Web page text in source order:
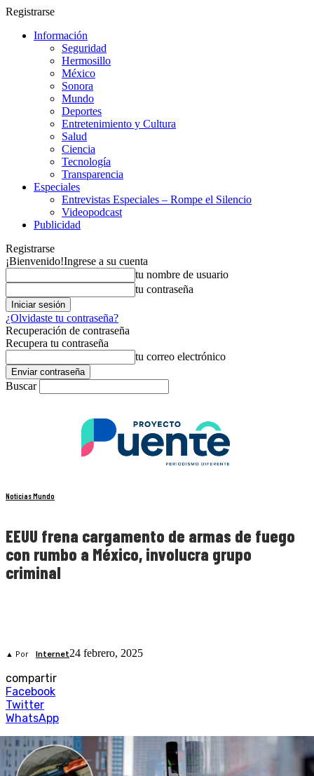
Registrarse
Información
Seguridad
Hermosillo
México
Sonora
Mundo
Deportes
Entretenimiento y Cultura
Salud
Ciencia
Tecnología
Transparencia
Especiales
Entrevistas Especiales – Rompe el Silencio
Videopodcast
Publicidad
Registrarse
¡Bienvenido!Ingrese a su cuenta
tu nombre de usuario
tu contraseña
¿Olvidaste tu contraseña?
Recuperación de contraseña
Recupera tu contraseña
tu correo electrónico
Buscar
Noticias Mundo
EEUU frena cargamento de armas de fuego
con rumbo a México, involucra grupo
criminal
▲ Por Internet24 febrero, 2025
compartir
Facebook
Twitter
WhatsApp